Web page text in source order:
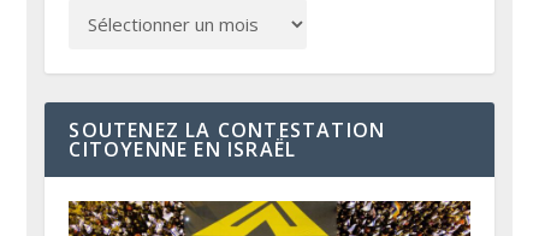
SOUTENEZ LA CONTESTATION
CITOYENNE EN ISRAËL